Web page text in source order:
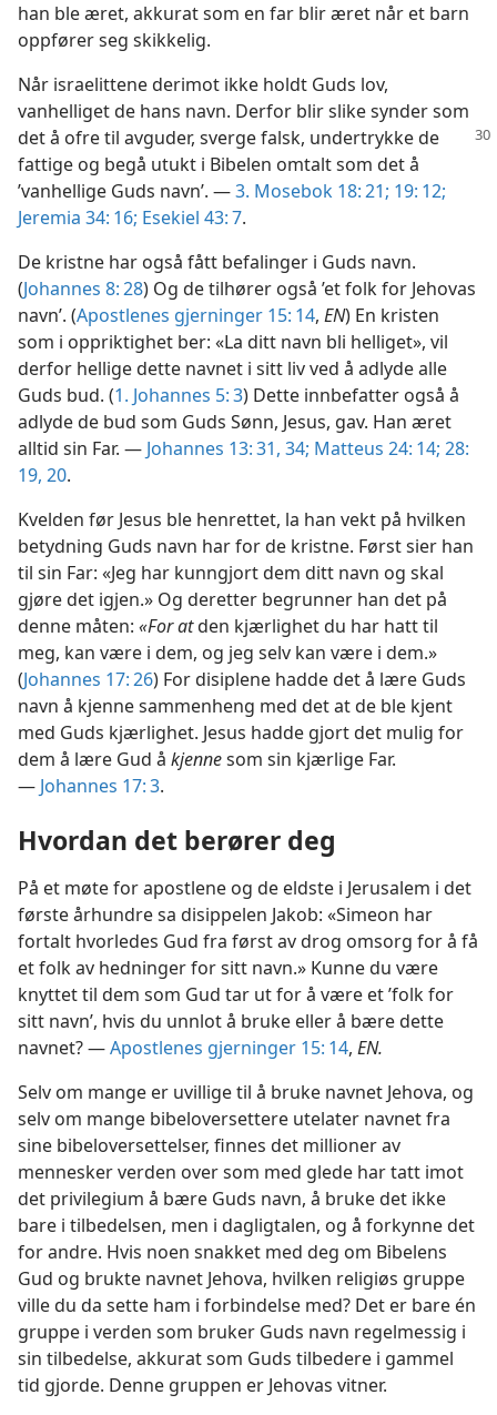
han ble æret, akkurat som en far blir æret når et barn
oppfører seg skikkelig.
Når israelittene derimot ikke holdt Guds lov,
vanhelliget de hans navn. Derfor blir slike synder som
det å ofre til avguder, sverge falsk, undertrykke de
fattige og begå utukt i Bibelen omtalt som det å
’vanhellige Guds navn’. —3. Mosebok 18: 21; 19: 12;
Jeremia 34: 16; Esekiel 43: 7.
De kristne har også fått befalinger i Guds navn.
(Johannes 8: 28) Og de tilhører også ’et folk for Jehovas
navn’. (Apostlenes gjerninger 15: 14, EN) En kristen
som i oppriktighet ber: «La ditt navn bli helliget», vil
derfor hellige dette navnet i sitt liv ved å adlyde alle
Guds bud. (1. Johannes 5: 3) Dette innbefatter også å
adlyde de bud som Guds Sønn, Jesus, gav. Han æret
alltid sin Far. — Johannes 13: 31, 34; Matteus 24: 14; 28:
19, 20.
Kvelden før Jesus ble henrettet, la han vekt på hvilken
betydning Guds navn har for de kristne. Først sier han
til sin Far: «Jeg har kunngjort dem ditt navn og skal
gjøre det igjen.» Og deretter begrunner han det på
denne måten: «For atden kjærlighet du har hatt til
meg, kan være i dem, og jeg selv kan være i dem.»
(Johannes 17: 26) For disiplene hadde det å lære Guds
navn å kjenne sammenheng med det at de ble kjent
med Guds kjærlighet. Jesus hadde gjort det mulig for
dem å lære Gud å kjennesom sin kjærlige Far.
— Johannes 17: 3.
Hvordan det berører deg
På et møte for apostlene og de eldste i Jerusalem i det
første århundre sa disippelen Jakob: «Simeon har
fortalt hvorledes Gud fra først av drog omsorg for å få
et folk av hedninger for sitt navn.» Kunne du være
knyttet til dem som Gud tar ut for å være et ’folk for
sitt navn’, hvis du unnlot å bruke eller å bære dette
navnet? —Apostlenes gjerninger 15: 14, EN.
Selv om mange er uvillige til å bruke navnet Jehova, og
selv om mange bibeloversettere utelater navnet fra
sine bibeloversettelser, finnes det millioner av
mennesker verden over som med glede har tatt imot
det privilegium å bære Guds navn, å bruke det ikke
bare i tilbedelsen, men i dagligtalen, og å forkynne det
for andre. Hvis noen snakket med deg om Bibelens
Gud og brukte navnet Jehova, hvilken religiøs gruppe
ville du da sette ham i forbindelse med? Det er bare én
gruppe i verden som bruker Guds navn regelmessig i
sin tilbedelse, akkurat som Guds tilbedere i gammel
tid gjorde. Denne gruppen er Jehovas vitner.